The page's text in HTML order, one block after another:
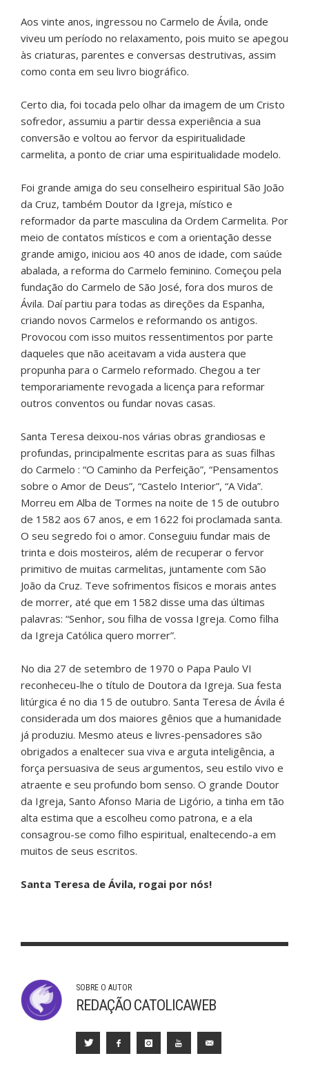
Aos vinte anos, ingressou no Carmelo de Ávila, onde
viveu um período no relaxamento, pois muito se apegou
às criaturas, parentes e conversas destrutivas, assim
como conta em seu livro biográfico.
Certo dia, foi tocada pelo olhar da imagem de um Cristo
sofredor, assumiu a partir dessa experiência a sua
conversão e voltou ao fervor da espiritualidade
carmelita, a ponto de criar uma espiritualidade modelo.
Foi grande amiga do seu conselheiro espiritual São João
da Cruz, também Doutor da Igreja, místico e
reformador da parte masculina da Ordem Carmelita. Por
meio de contatos místicos e com a orientação desse
grande amigo, iniciou aos 40 anos de idade, com saúde
abalada, a reforma do Carmelo feminino. Começou pela
fundação do Carmelo de São José, fora dos muros de
Ávila. Daí partiu para todas as direções da Espanha,
criando novos Carmelos e reformando os antigos.
Provocou com isso muitos ressentimentos por parte
daqueles que não aceitavam a vida austera que
propunha para o Carmelo reformado. Chegou a ter
temporariamente revogada a licença para reformar
outros conventos ou fundar novas casas.
Santa Teresa deixou-nos várias obras grandiosas e
profundas, principalmente escritas para as suas filhas
do Carmelo : “O Caminho da Perfeição”, “Pensamentos
sobre o Amor de Deus”, “Castelo Interior”, “A Vida”.
Morreu em Alba de Tormes na noite de 15 de outubro
de 1582 aos 67 anos, e em 1622 foi proclamada santa.
O seu segredo foi o amor. Conseguiu fundar mais de
trinta e dois mosteiros, além de recuperar o fervor
primitivo de muitas carmelitas, juntamente com São
João da Cruz. Teve sofrimentos físicos e morais antes
de morrer, até que em 1582 disse uma das últimas
palavras: “Senhor, sou filha de vossa Igreja. Como filha
da Igreja Católica quero morrer”.
No dia 27 de setembro de 1970 o Papa Paulo VI
reconheceu-lhe o título de Doutora da Igreja. Sua festa
litúrgica é no dia 15 de outubro. Santa Teresa de Ávila é
considerada um dos maiores gênios que a humanidade
já produziu. Mesmo ateus e livres-pensadores são
obrigados a enaltecer sua viva e arguta inteligência, a
força persuasiva de seus argumentos, seu estilo vivo e
atraente e seu profundo bom senso. O grande Doutor
da Igreja, Santo Afonso Maria de Ligório, a tinha em tão
alta estima que a escolheu como patrona, e a ela
consagrou-se como filho espiritual, enaltecendo-a em
muitos de seus escritos.
Santa Teresa de Ávila, rogai por nós!
SOBRE O AUTOR
REDAÇÃO CATOLICAWEB